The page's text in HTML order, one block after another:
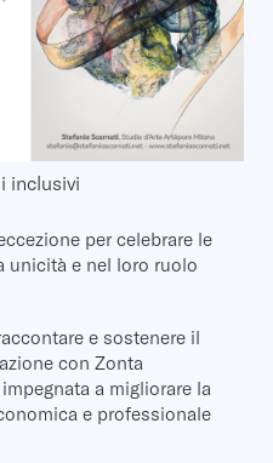
inclusivi
per celebrare le
unicità e nel loro ruolo
e sostenere il
con Zonta
a migliorare la
e professionale